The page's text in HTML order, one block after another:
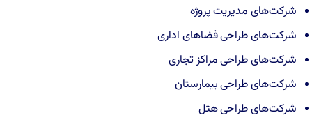
شرکت‌های مدیریت پروژه
شرکت‌های طراحی فضاهای اداری
شرکت‌های طراحی مراکز تجاری
شرکت‌های طراحی بیمارستان
شرکت‌های طراحی هتل